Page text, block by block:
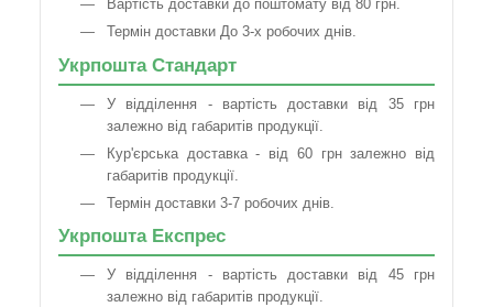
Вартість доставки до поштомату від 80 грн.
Термін доставки До 3-х робочих днів.
Укрпошта Стандарт
У відділення - вартість доставки від 35 грн
залежно від габаритів продукції.
Кур'єрська доставка - від 60 грн залежно від
габаритів продукції.
Термін доставки 3-7 робочих днів.
Укрпошта Експрес
У відділення - вартість доставки від 45 грн
залежно від габаритів продукції.